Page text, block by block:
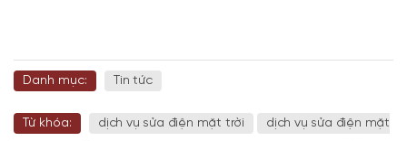
Danh mục: Tin tức
Từ khóa: dịch vụ sửa điện mặt trời dịch vụ sửa điện mặt